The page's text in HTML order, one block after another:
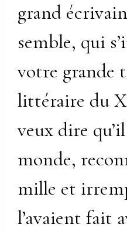
grand
semble, qui
votre grande
littéraire du
veux dire
monde,
mille et
l’avaient fait